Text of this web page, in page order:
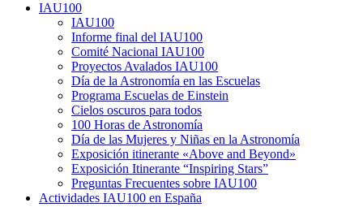
IAU100
IAU100
Informe final del IAU100
Comité Nacional IAU100
Proyectos Avalados IAU100
Día de la Astronomía en las Escuelas
Programa Escuelas de Einstein
Cielos oscuros para todos
100 Horas de Astronomía
Día de las Mujeres y Niñas en la Astronomía
Exposición itinerante «Above and Beyond»
Exposición Itinerante “Inspiring Stars”
Preguntas Frecuentes sobre IAU100
Actividades IAU100 en España